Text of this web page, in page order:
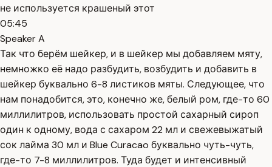
не используется крашеный этот
05:45
Speaker A
Так что берём шейкер, и в шейкер мы добавляем мяту,
немножко её надо разбудить, возбудить и добавить в
шейкер буквально 6-8 листиков мяты. Следующее, что
нам понадобится, это, конечно же, белый ром, где-то 60
миллилитров, использовать простой сахарный сироп
один к одному, вода с сахаром 22 мл и свежевыжатый
сок лайма 30 мл и Blue Curacao буквально чуть-чуть,
где-то 7-8 миллилитров. Туда будет и интенсивный